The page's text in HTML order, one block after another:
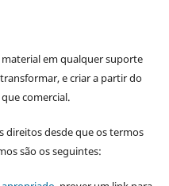
em qualquer suporte
e criar a partir do
comercial.
direitos desde que os termos
são os seguintes: